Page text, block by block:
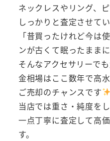
ネックレスやリング、
しっかりと査定させてい
「昔買ったけれど今は
ンが古くて眠ったまま
そんなアクセサリーで
金相場はここ数年で高
ご売却のチャンスです
当店では重さ・純度を
一点丁寧に査定して高
す。